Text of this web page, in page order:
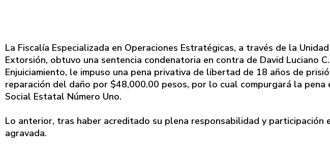
La Fiscalía Especializada en Operaciones Estratégicas, a través de la
Extorsión, obtuvo una sentencia condenatoria en contra de David Luciano
Enjuiciamiento, le impuso una pena privativa de libertad de 18 años de
reparación del daño por $48,000.00 pesos, por lo cual compurgará la pena
Social Estatal Número Uno.
Lo anterior, tras haber acreditado su plena responsabilidad y
agravada.